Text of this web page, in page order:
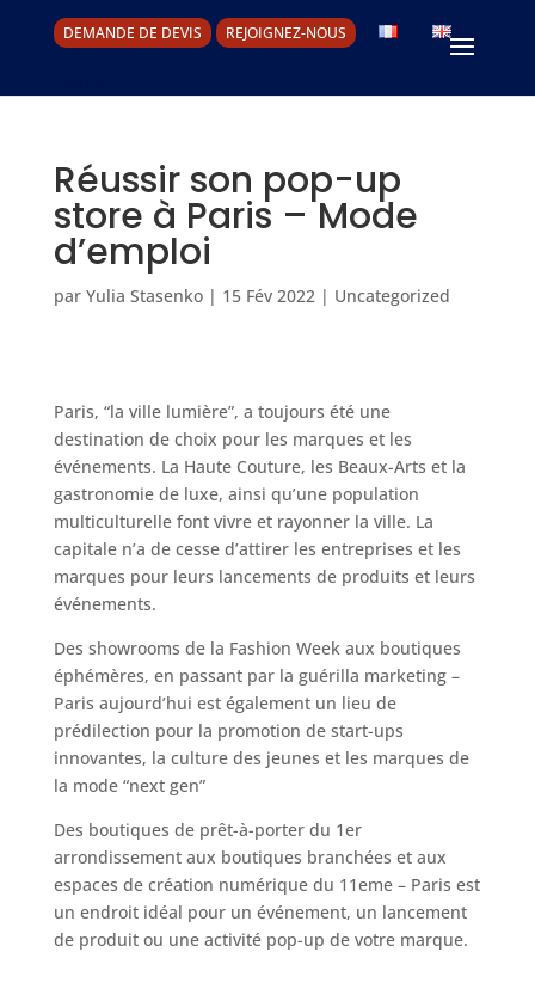
DEMANDE DE DEVIS REJOIGNEZ-NOUS
Réussir son pop-up
store à Paris – Mode
d’emploi
par Yulia Stasenko| 15 Fév 2022| Uncategorized
Paris, “la ville lumière”, a toujours été une
destination de choix pour les marques et les
événements. La Haute Couture, les Beaux-Arts et la
gastronomie de luxe, ainsi qu’une population
multiculturelle font vivre et rayonner la ville. La
capitale n’a de cesse d’attirer les entreprises et les
marques pour leurs lancements de produits et leurs
événements.
Des showrooms de la Fashion Week aux boutiques
éphémères, en passant par la guérilla marketing –
Paris aujourd’hui est également un lieu de
prédilection pour la promotion de start-ups
innovantes, la culture des jeunes et les marques de
la mode “next gen”
Des boutiques de prêt-à-porter du 1er
arrondissement aux boutiques branchées et aux
espaces de création numérique du 11eme – Paris est
un endroit idéal pour un événement, un lancement
de produit ou une activité pop-up de votre marque.